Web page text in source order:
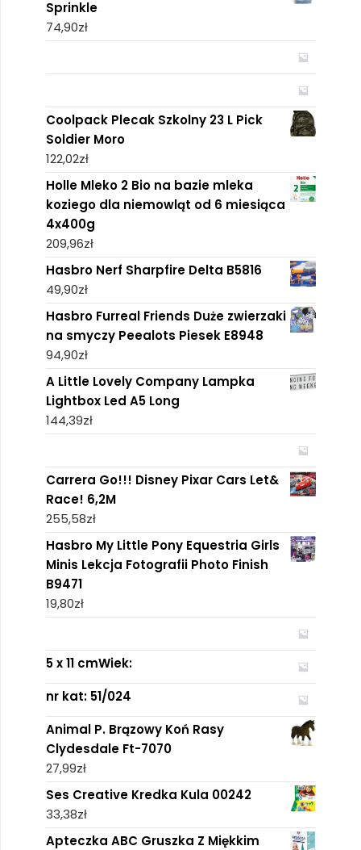
Sprinkle
74,90zł
Coolpack Plecak Szkolny 23 L Pick
Soldier Moro
122,02zł
Holle Mleko 2 Bio na bazie mleka
koziego dla niemowląt od 6 miesiąca
4x400g
209,96zł
Hasbro Nerf Sharpfire Delta B5816
49,90zł
Hasbro Furreal Friends Duże zwierzaki
na smyczy Peealots Piesek E8948
94,90zł
A Little Lovely Company Lampka
Lightbox Led A5 Long
144,39zł
Carrera Go!!! Disney Pixar Cars Let&
Race! 6,2M
255,58zł
Hasbro My Little Pony Equestria Girls
Minis Lekcja Fotografii Photo Finish
B9471
19,80zł
5 x 11 cmWiek:
nr kat: 51/024
Animal P. Brązowy Koń Rasy
Clydesdale Ft-7070
27,99zł
Ses Creative Kredka Kula 00242
33,38zł
Apteczka ABC Gruszka Z Miękkim